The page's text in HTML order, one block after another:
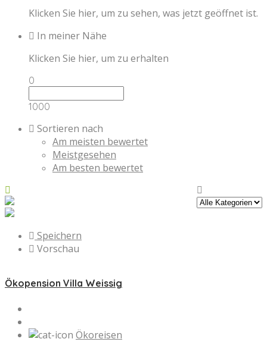
Klicken Sie hier, um zu sehen, was jetzt geöffnet ist.
In meiner Nähe
Klicken Sie hier, um zu erhalten
0
1000
Sortieren nach
Am meisten bewertet
Meistgesehen
Am besten bewertet
Speichern
Vorschau
Ökopension Villa Weissig
Ökoreisen